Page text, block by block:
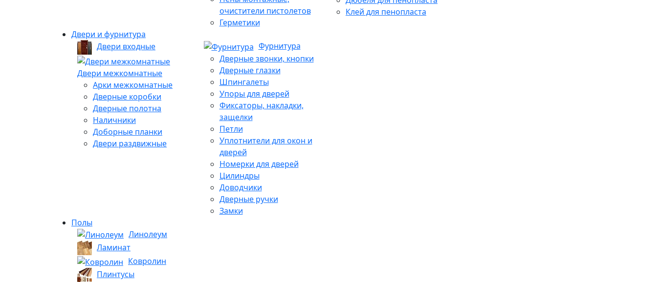
очистители пистолетов
Герметики
Клей для пенопласта
Двери и фурнитура
Двери входные
Двери межкомнатные
Арки межкомнатные
Дверные коробки
Дверные полотна
Наличники
Доборные планки
Двери раздвижные
Фурнитура
Дверные звонки, кнопки
Дверные глазки
Шпингалеты
Упоры для дверей
Фиксаторы, накладки,
защелки
Петли
Уплотнители для окон и
дверей
Номерки для дверей
Цилиндры
Доводчики
Дверные ручки
Замки
Полы
Линолеум
Ламинат
Ковролин
Плинтусы